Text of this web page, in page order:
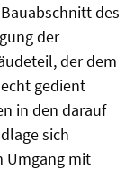
des
der
der dem
gedient
in den darauf
sich
Umgang mit